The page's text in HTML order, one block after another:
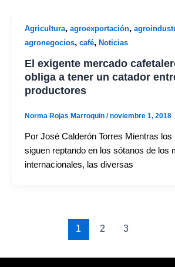
Agricultura, agroexportación,
agronegocios, café, Noticias
El exigente mercado
obliga a tener un catador
productores
Norma Rojas Marroquin /noviembre 1, 2018
Por José Calderón Torres Mientras
siguen reptando en los sótanos de los
internacionales, las diversas
1 2 3